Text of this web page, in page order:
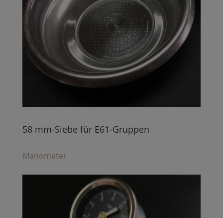
58 mm-Siebe für E61-Gruppen
Manometer